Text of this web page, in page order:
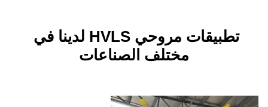
تطبيقات مروحي HVLS لدينا في
الصناعات